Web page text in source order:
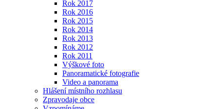
Rok 2017
Rok 2016
Rok 2015
Rok 2014
Rok 2013
Rok 2012
Rok 2011
Výškové foto
Panoramatické fotografie
Video a panorama
Hlášení místního rozhlasu
Zpravodaje obce